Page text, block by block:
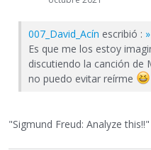
007_David_Acín escribió : »
Es que me los estoy
discutiendo la canción de
no puedo evitar reírme
"Sigmund Freud: Analyze this!!"